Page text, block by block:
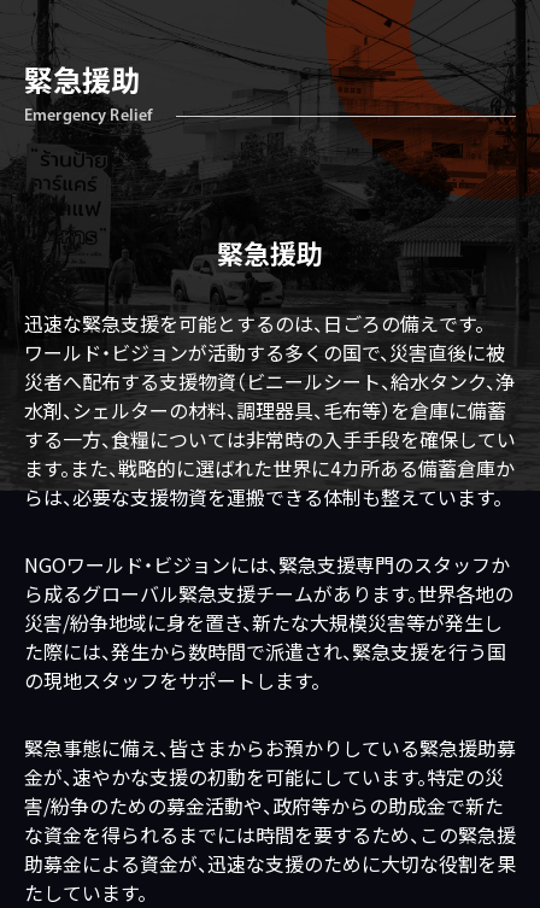
緊急援助
Emergency Relief
緊急援助
迅速な緊急支援を可能とするのは、日ごろの備えです。
ワールド・ビジョンが活動する多くの国で、災害直後に被
災者へ配布する支援物資（ビニールシート、給水タンク、浄
水剤、シェルターの材料、調理器具、毛布等）を倉庫に備蓄
する一方、食糧については非常時の入手手段を確保してい
ます。また、戦略的に選ばれた世界に4カ所ある備蓄倉庫か
らは、必要な支援物資を運搬できる体制も整えています。
NGOワールド・ビジョンには、緊急支援専門のスタッフか
ら成るグローバル緊急支援チームがあります。世界各地の
災害/紛争地域に身を置き、新たな大規模災害等が発生し
た際には、発生から数時間で派遣され、緊急支援を行う国
の現地スタッフをサポートします。
緊急事態に備え、皆さまからお預かりしている緊急援助募
金が、速やかな支援の初動を可能にしています。特定の災
害/紛争のための募金活動や、政府等からの助成金で新た
な資金を得られるまでには時間を要するため、この緊急援
助募金による資金が、迅速な支援のために大切な役割を果
たしています。